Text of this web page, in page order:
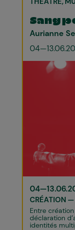
Sang
Aurianne
CRÉATION
Entre
déclaration
identités